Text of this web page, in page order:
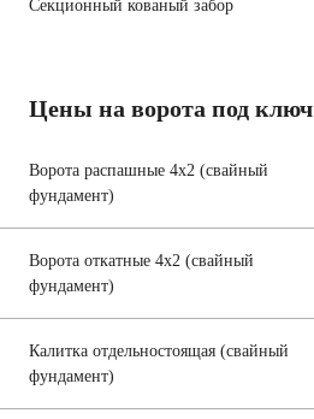
Секционный кованый забор
Цены на ворота под ключ
Ворота распашные 4х2 (свайный
фундамент)
Ворота откатные 4х2 (свайный
фундамент)
Калитка отдельностоящая (свайный
фундамент)